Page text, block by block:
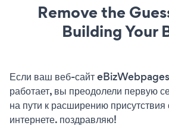
Remove the
Building Your
Если ваш веб-сайт
работает, вы преодолели первую
на пути к расширению присутствия
интернете. поздравляю!